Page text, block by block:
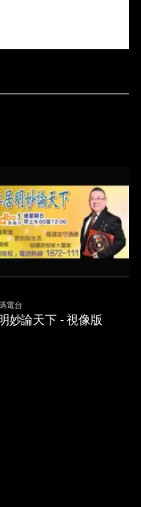
電台
妙論天下 - 視像版